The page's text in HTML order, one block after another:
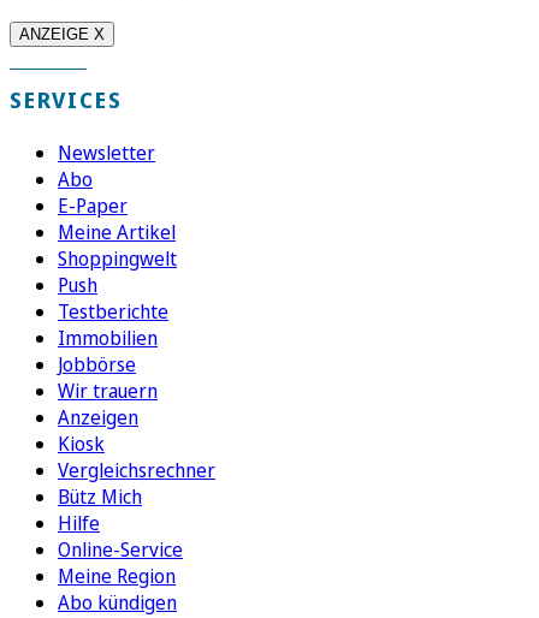
ANZEIGE X
SERVICES
Newsletter
Abo
E-Paper
Meine Artikel
Shoppingwelt
Push
Testberichte
Immobilien
Jobbörse
Wir trauern
Anzeigen
Kiosk
Vergleichsrechner
Bütz Mich
Hilfe
Online-Service
Meine Region
Abo kündigen